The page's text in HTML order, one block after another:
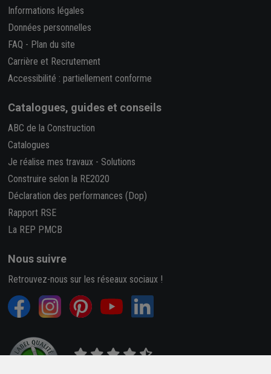
Informations légales
Données personnelles
FAQ - Plan du site
Carrière et Recrutement
Accessibilité : partiellement conforme
Catalogues, guides et conseils
ABC de la Construction
Catalogues
Je réalise mes travaux - Solutions
Construire selon la RE2020
Déclaration des performances (Dop)
Rapport RSE
La REP PMCB
Nous suivre
Retrouvez-nous sur les réseaux sociaux !